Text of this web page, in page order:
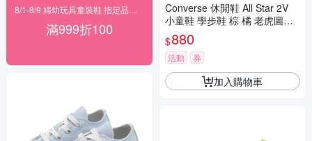
滿999折100
Converse 休閒鞋 All Star 2V
小童鞋 學步鞋 棕 橘 老虎圖騰
魔鬼氈 帆布鞋 A17799C
$880
活動 券
加入購物車